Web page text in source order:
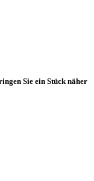
Sie ein Stück näher